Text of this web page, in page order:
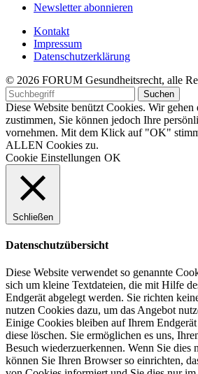
Newsletter abonnieren
Kontakt
Impressum
Datenschutzerklärung
© 2026 FORUM Gesundheitsrecht, alle
Diese Website benützt Cookies. Wir gehen
zustimmen, Sie können jedoch Ihre
vornehmen. Mit dem Klick auf "OK"
ALLEN Cookies zu.
Cookie Einstellungen OK
Schließen
Datenschutzübersicht
Diese Website verwendet so genannte
sich um kleine Textdateien, die mit Hilfe
Endgerät abgelegt werden. Sie richten
nutzen Cookies dazu, um das Angebot
Einige Cookies bleiben auf Ihrem
diese löschen. Sie ermöglichen es uns,
Besuch wiederzuerkennen. Wenn Sie dies
können Sie Ihren Browser so einrichten,